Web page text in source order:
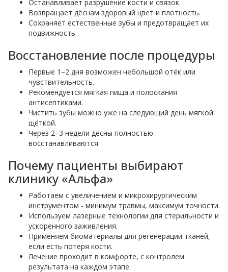
Останавливает разрушение кости и связок.
Возвращает дёснам здоровый цвет и плотность.
Сохраняет естественные зубы и предотвращает их
подвижность.
Восстановление после процедуры
Первые 1–2 дня возможен небольшой отёк или
чувствительность.
Рекомендуется мягкая пища и полоскания
антисептиками.
Чистить зубы можно уже на следующий день мягкой
щёткой.
Через 2–3 недели дёсны полностью
восстанавливаются.
Почему пациенты выбирают
клинику «Альфа»
Работаем с увеличением и микрохирургическим
инструментом - минимум травмы, максимум точности.
Используем лазерные технологии для стерильности и
ускоренного заживления.
Применяем биоматериалы для регенерации тканей,
если есть потеря кости.
Лечение проходит в комфорте, с контролем
результата на каждом этапе.